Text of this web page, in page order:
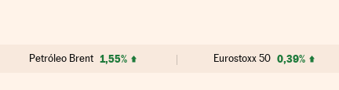
Petróleo Brent 1,55% Eurostoxx 50 0,39%